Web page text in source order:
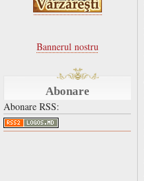
Bannerul nostru
Abonare
Abonare RSS: